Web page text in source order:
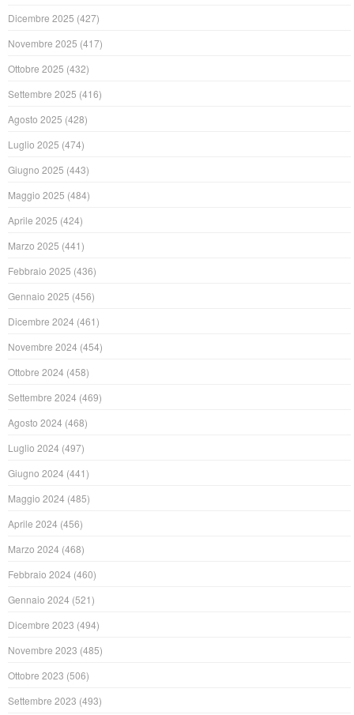
Dicembre 2025 (427)
Novembre 2025 (417)
Ottobre 2025 (432)
Settembre 2025 (416)
Agosto 2025 (428)
Luglio 2025 (474)
Giugno 2025 (443)
Maggio 2025 (484)
Aprile 2025 (424)
Marzo 2025 (441)
Febbraio 2025 (436)
Gennaio 2025 (456)
Dicembre 2024 (461)
Novembre 2024 (454)
Ottobre 2024 (458)
Settembre 2024 (469)
Agosto 2024 (468)
Luglio 2024 (497)
Giugno 2024 (441)
Maggio 2024 (485)
Aprile 2024 (456)
Marzo 2024 (468)
Febbraio 2024 (460)
Gennaio 2024 (521)
Dicembre 2023 (494)
Novembre 2023 (485)
Ottobre 2023 (506)
Settembre 2023 (493)